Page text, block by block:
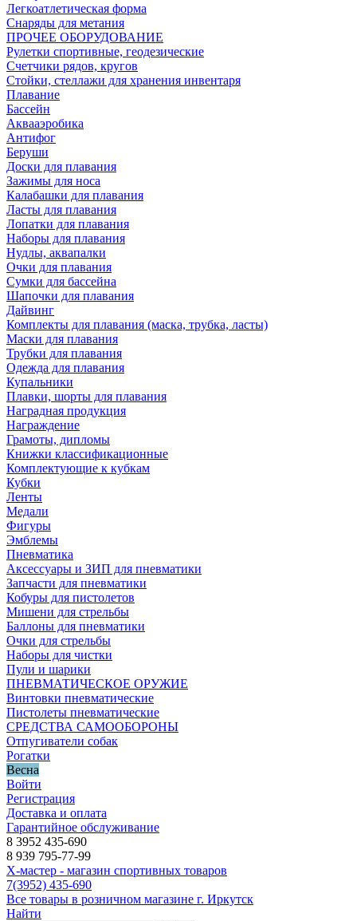
Легкоатлетическая форма
Снаряды для метания
ПРОЧЕЕ ОБОРУДОВАНИЕ
Рулетки спортивные, геодезические
Счетчики рядов, кругов
Стойки, стеллажи для хранения инвентаря
Плавание
Бассейн
Аквааэробика
Антифог
Беруши
Доски для плавания
Зажимы для носа
Калабашки для плавания
Ласты для плавания
Лопатки для плавания
Наборы для плавания
Нудлы, аквапалки
Очки для плавания
Сумки для бассейна
Шапочки для плавания
Дайвинг
Комплекты для плавания (маска, трубка, ласты)
Маски для плавания
Трубки для плавания
Одежда для плавания
Купальники
Плавки, шорты для плавания
Наградная продукция
Награждение
Грамоты, дипломы
Книжки классификационные
Комплектующие к кубкам
Кубки
Ленты
Медали
Фигуры
Эмблемы
Пневматика
Аксессуары и ЗИП для пневматики
Запчасти для пневматики
Кобуры для пистолетов
Мишени для стрельбы
Баллоны для пневматики
Очки для стрельбы
Наборы для чистки
Пули и шарики
ПНЕВМАТИЧЕСКОЕ ОРУЖИЕ
Винтовки пневматические
Пистолеты пневматические
СРЕДСТВА САМООБОРОНЫ
Отпугиватели собак
Рогатки
Весна
Войти
Регистрация
Доставка и оплата
Гарантийное обслуживание
8 3952 435-690
8 939 795-77-99
Х-мастер - магазин спортивных товаров
7(3952) 435-690
Все товары в розничном магазине г. Иркутск
Найти